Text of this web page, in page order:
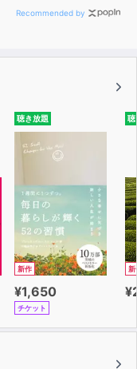
Recommended by
聴き放題
新作
¥1,650
チケット
聴
新